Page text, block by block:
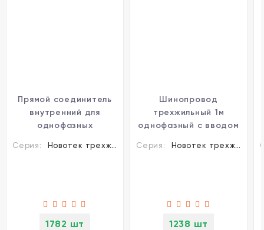
Прямой соединитель
внутренний для
однофазных
шинопроводов
Серия: Новотек трехжильные шинопроводы и аксессуары
1782 шт
Шинопровод
трехжильный 1м
однофазный с вводом
Novotech 135001
Серия: Новотек трехжильные шинопроводы и аксессуары
1238 шт